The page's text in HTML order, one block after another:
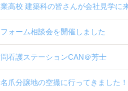
高校 建築科の皆さんが会社見学に
フォーム相談会を開催しました
看護ステーションCAN＠芳士
爪分譲地の空撮に行ってきました！